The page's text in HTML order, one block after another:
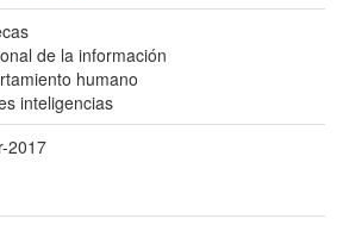
de la información
humano
inteligencias
2017